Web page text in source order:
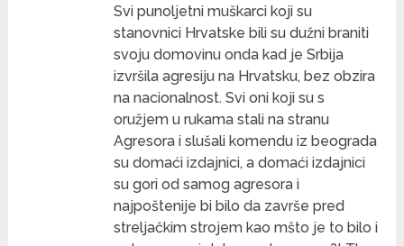
Svi punoljetni muškarci koji su
stanovnici Hrvatske bili su dužni braniti
svoju domovinu onda kad je Srbija
izvršila agresiju na Hrvatsku, bez obzira
na nacionalnost. Svi oni koji su s
oružjem u rukama stali na stranu
Agresora i slušali komendu iz beograda
su domaći izdajnici, a domaći izdajnici
su gori od samog agresora i
najpoštenije bi bilo da završe pred
streljačkim strojem kao mšto je to bilo i